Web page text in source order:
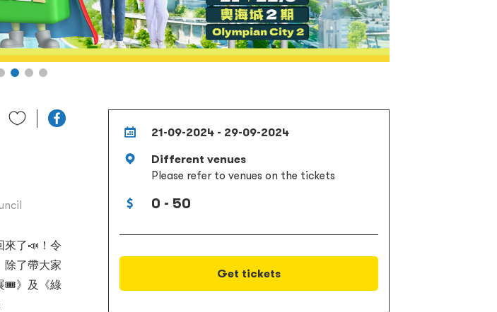
21-09-2024 - 29-09-2024
Different venues
Please refer to venues on the tickets
0 - 50
Get tickets
來了📣！令
除了帶大家
🎟️》及《綠